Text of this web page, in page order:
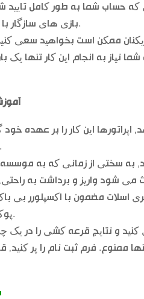
که حساب شما به طور کامل تایید
بازی های سازگار با تلفن همراه با گرافیک پیشرفته.
این کار را بر عهده خود
حد ممکن در دسترس قرار دهند.
به سختی از زمانی که به موسسه
اسلات مضمون با اکسپلورر بی
پوکردوم خود را در دسترس هستند.
و نتایج قرعه کشی را در
ممنوع. فرم ثبت نام را پر کنید,